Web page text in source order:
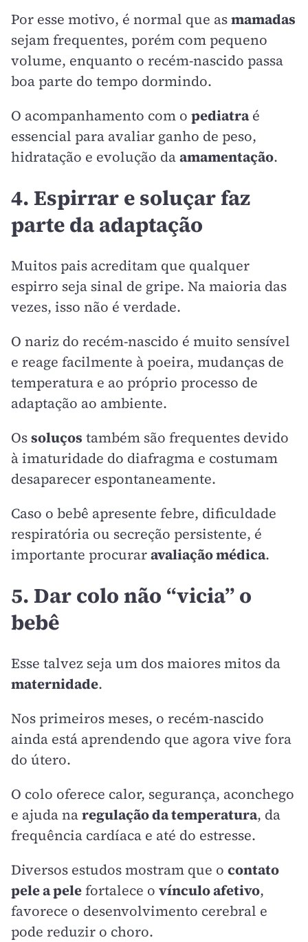
Por esse motivo, é normal que asmamadas
sejam frequentes, porém com pequeno
volume, enquanto o recém-nascido passa
boa parte do tempo dormindo.
O acompanhamento com o pediatraé
essencial para avaliar ganho de peso,
hidratação e evolução daamamentação.
4. Espirrar e soluçar faz
parte da adaptação
Muitos pais acreditam que qualquer
espirro seja sinal de gripe. Na maioria das
vezes, isso não é verdade.
O nariz do recém-nascido é muito sensível
e reage facilmente à poeira, mudanças de
temperatura e ao próprio processo de
adaptação ao ambiente.
Ossoluços também são frequentes devido
à imaturidade do diafragma e costumam
desaparecer espontaneamente.
Caso o bebê apresente febre, dificuldade
respiratória ou secreção persistente, é
importante procuraravaliação médica.
5. Dar colo não “vicia” o
bebê
Esse talvez seja um dos maiores mitos da
maternidade.
Nos primeiros meses, o recém-nascido
ainda está aprendendo que agora vive fora
do útero.
O colo oferece calor, segurança, aconchego
e ajuda naregulação da temperatura, da
frequência cardíaca e até do estresse.
Diversos estudos mostram que o contato
pele a pelefortalece o vínculo afetivo,
favorece o desenvolvimento cerebral e
pode reduzir o choro.